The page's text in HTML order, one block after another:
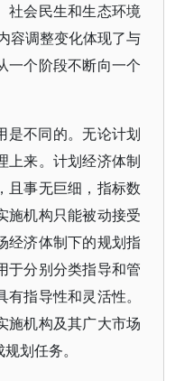
社会民生和生态环境
容调整变化体现了与
一个阶段不断向一个
是不同的。无论计划
上来。计划经济体制
且事无巨细，指标数
施机构只能被动接受
经济体制下的规划指
于分别分类指导和管
指导性和灵活性。
施机构及其广大市场
划任务。